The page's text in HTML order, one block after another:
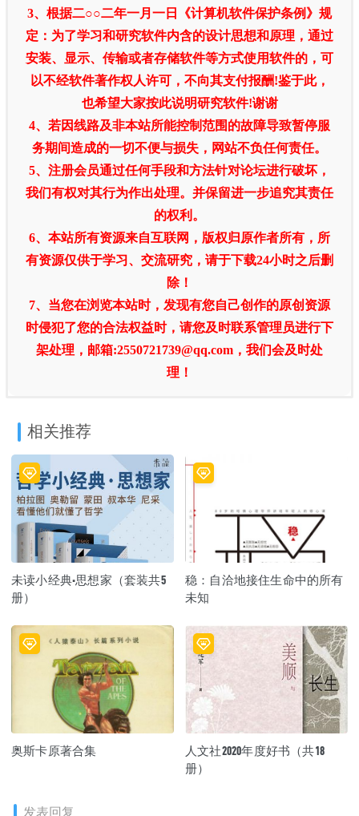
3、根据二○○二年一月一日《计算机软件保护条例》规
定：为了学习和研究软件内含的设计思想和原理，通过
安装、显示、传输或者存储软件等方式使用软件的，可
以不经软件著作权人许可，不向其支付报酬!鉴于此，
也希望大家按此说明研究软件!谢谢
4、若因线路及非本站所能控制范围的故障导致暂停服
务期间造成的一切不便与损失，网站不负任何责任。
5、注册会员通过任何手段和方法针对论坛进行破坏，
我们有权对其行为作出处理。并保留进一步追究其责任
的权利。
6、本站所有资源来自互联网，版权归原作者所有，所
有资源仅供于学习、交流研究，请于下载24小时之后删
除！
7、当您在浏览本站时，发现有您自己创作的原创资源
时侵犯了您的合法权益时，请您及时联系管理员进行下
架处理，邮箱:2550721739@qq.com，我们会及时处
理！
相关推荐
未读小经典·思想家（套装共5
册）
稳：自洽地接住生命中的所有
未知
奥斯卡原著合集
人文社2020年度好书（共18
册）
发表回复